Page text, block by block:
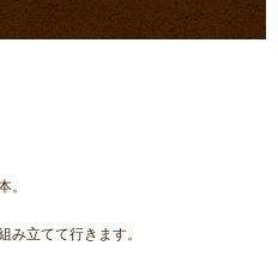
。
み立てて行きます。